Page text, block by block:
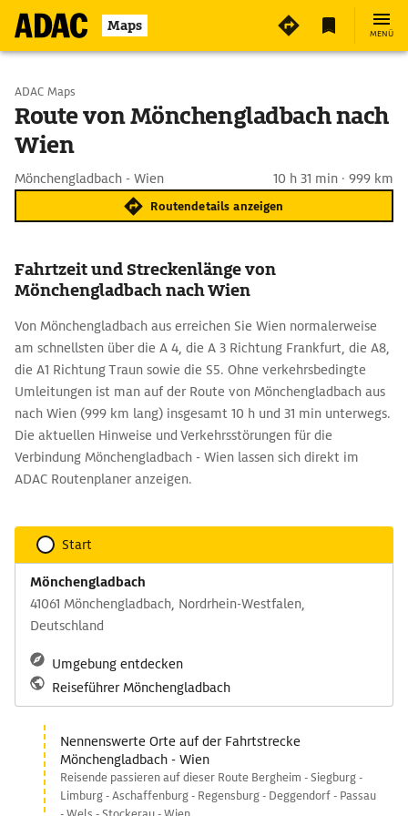
Maps MENÜ
Start wählen
Ziel eingeben
ADAC Maps
Route von Mönchengladbach nach
Wien
Mönchengladbach - Wien 10 h 31 min · 999 km
Routendetails anzeigen
Fahrtzeit und Streckenlänge von
Mönchengladbach nach Wien
Von Mönchengladbach aus erreichen Sie Wien normalerweise
am schnellsten über die A 4, die A 3 Richtung Frankfurt, die A8,
die A1 Richtung Traun sowie die S5. Ohne verkehrsbedingte
Umleitungen ist man auf der Route von Mönchengladbach aus
nach Wien (999 km lang) insgesamt 10 h und 31 min unterwegs.
Die aktuellen Hinweise und Verkehrsstörungen für die
Verbindung Mönchengladbach - Wien lassen sich direkt im
ADAC Routenplaner anzeigen.
Start
Mönchengladbach
41061 Mönchengladbach, Nordrhein-Westfalen,
Deutschland
Umgebung entdecken
Reiseführer Mönchengladbach
Nennenswerte Orte auf der Fahrtstrecke
Mönchengladbach - Wien
Reisende passieren auf dieser Route Bergheim - Siegburg -
Limburg - Aschaffenburg - Regensburg - Deggendorf - Passau